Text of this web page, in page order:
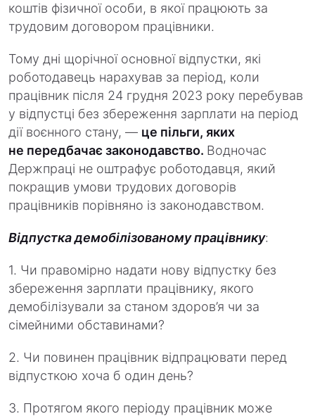
коштів фізичної особи, в якої працюють за
трудовим договором працівники.
Тому дні щорічної основної відпустки, які
роботодавець нарахував за період, коли
працівник після 24 грудня 2023 року перебував
у відпустці без збереження зарплати на період
дії воєнного стану, — це пільги, яких
не передбачає законодавство. Водночас
Держпраці не оштрафує роботодавця, який
покращив умови трудових договорів
працівників порівняно із законодавством.
Відпустка демобілізованому працівнику:
1. Чи правомірно надати нову відпустку без
збереження зарплати працівнику, якого
демобілізували за станом здоров’я чи за
сімейними обставинами?
2. Чи повинен працівник відпрацювати перед
відпусткою хоча б один день?
3. Протягом якого періоду працівник може